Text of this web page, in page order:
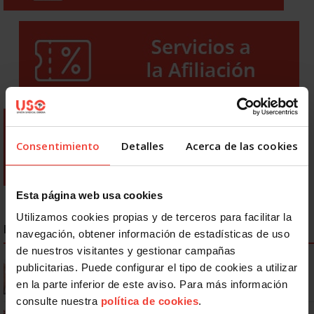
Consentimiento Detalles Acerca de las cookies
Esta página web usa cookies
Utilizamos cookies propias y de terceros para facilitar la
navegación, obtener información de estadísticas de uso
de nuestros visitantes y gestionar campañas
publicitarias. Puede configurar el tipo de cookies a utilizar
en la parte inferior de este aviso. Para más información
consulte nuestra política de cookies.
NOTICIAS MÁS LEÍDAS
Se actualizan las patologías para acceder a la jubilación
anticipada por discapacidad